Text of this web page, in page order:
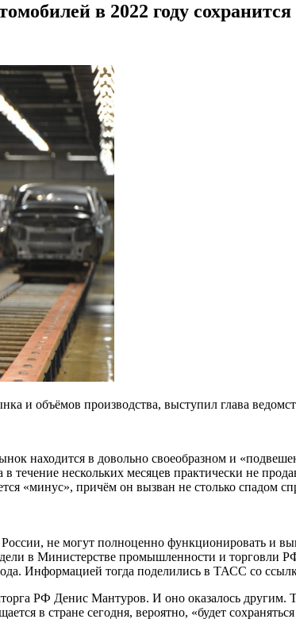
в 2022 году сохранится
и объёмов производства, выступил глава
находится в довольно своеобразном и
течение нескольких месяцев практически не
«минус», причём он вызван не столько спадом
не могут полноценно функционировать и
в Министерстве промышленности и торговли
Информацией тогда поделились в ТАСС со
РФ Денис Мантуров. И оно оказалось другим.
в стране сегодня, вероятно, «будет